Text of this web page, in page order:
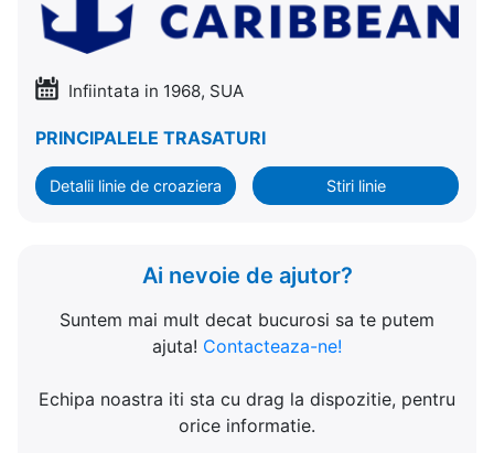
Infiintata in 1968, SUA
PRINCIPALELE TRASATURI
Detalii linie de croaziera Stiri linie
Ai nevoie de ajutor?
Suntem mai mult decat bucurosi sa te putem
ajuta! Contacteaza-ne!
Echipa noastra iti sta cu drag la dispozitie, pentru
orice informatie.